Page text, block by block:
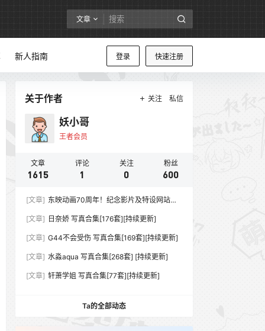
文章
登录 快速注册
新人指南
关于作者 关注 私信
妖小哥
王者会员
文章
1615
评论
1
关注
0
粉丝
600
[文章] 东映动画70周年！纪念影片及特设网站同
[文章] 日奈娇 写真合集[176套][持续更新]
[文章] G44不会受伤 写真合集[169套][持续更新]
[文章] 水淼aqua 写真合集[268套] [持续更新]
[文章] 轩萧学姐 写真合集[77套][持续更新]
Ta的全部动态